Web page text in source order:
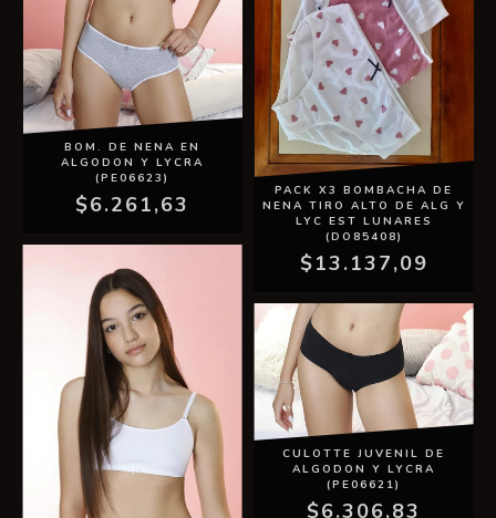
PACK X3 BOMBACHA DE
NENA TIRO ALTO DE ALG Y
LYC EST LUNARES
(DO85408)
$13.137,09
BOM. DE NENA EN
ALGODON Y LYCRA
(PE06623)
$6.261,63
CULOTTE JUVENIL DE
ALGODON Y LYCRA
(PE06621)
$6.306,83